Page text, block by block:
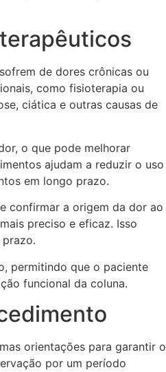
de dores crônicas ou
como fisioterapia ou
ciática e outras causas de
o que pode melhorar
ajudam a reduzir o uso
em longo prazo.
confirmar a origem da dor ao
preciso e eficaz. Isso
permitindo que o paciente
funcional da coluna.
orientações para garantir o
por um período